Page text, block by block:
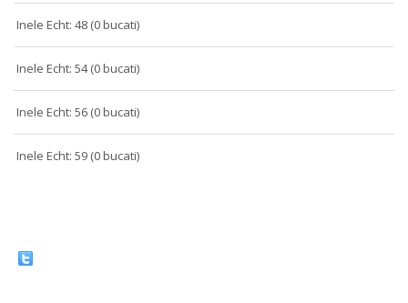
Inele Echt: 48 (0 bucati)
Inele Echt: 54 (0 bucati)
Inele Echt: 56 (0 bucati)
Inele Echt: 59 (0 bucati)